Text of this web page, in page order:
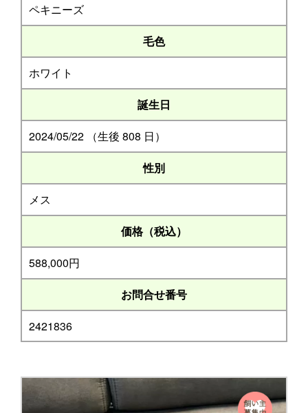
ペキニーズ
毛色
ホワイト
誕生日
2024/05/22 （生後 808 日）
性別
メス
価格（税込）
588,000円
お問合せ番号
2421836